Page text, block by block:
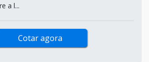
a l...
Cotar agora